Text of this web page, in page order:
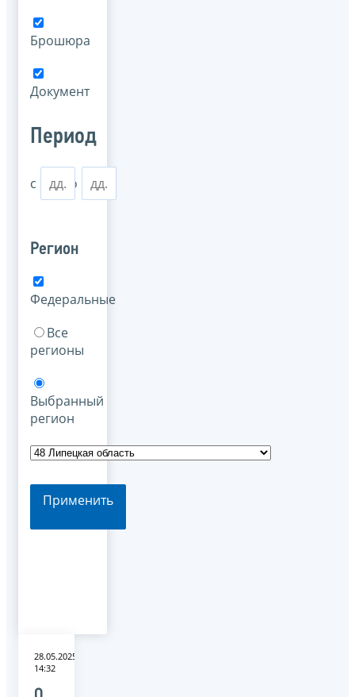
Брошюра
Документ
Период
с по
Регион
Федеральные
Все
регионы
Выбранный
регион
Применить
28.05.2025
14:32